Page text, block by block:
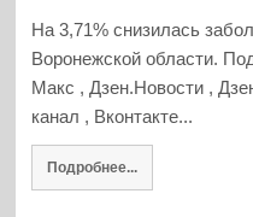
На 3,71% снизилась
Воронежской области.
Макс , Дзен.Новости ,
канал , Вконтакте...
Подробнее...